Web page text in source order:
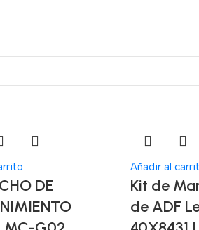
DE
Añadir al
Kit de
de ADF